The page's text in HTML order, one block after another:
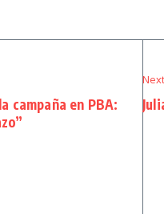
en PBA: